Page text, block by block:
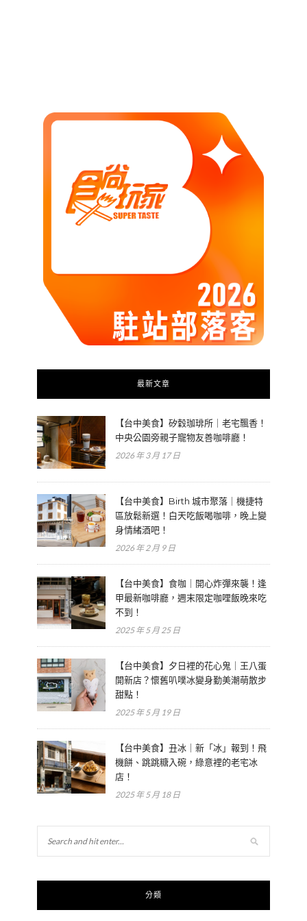
最新文章
【台中美食】矽穀珈琲所｜老宅飄香！
中央公園旁親子寵物友善咖啡廳！
2026 年 3 月 17 日
【台中美食】Birth 城市聚落｜機捷特
區放鬆新選！白天吃飯喝咖啡，晚上變
身情緒酒吧！
2026 年 2 月 9 日
【台中美食】食咖｜開心炸彈來襲！逢
甲最新咖啡廳，週末限定咖哩飯晚來吃
不到！
2025 年 5 月 25 日
【台中美食】夕日裡的花心鬼｜王八蛋
開新店？懷舊叭噗冰變身勤美潮萌散步
甜點！
2025 年 5 月 19 日
【台中美食】丑冰｜新「冰」報到！飛
機餅、跳跳糖入碗，綠意裡的老宅冰
店！
2025 年 5 月 18 日
分類